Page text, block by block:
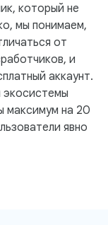
который не
мы понимаем,
от
и
аккаунт.
экосистемы
максимум на 20
явно